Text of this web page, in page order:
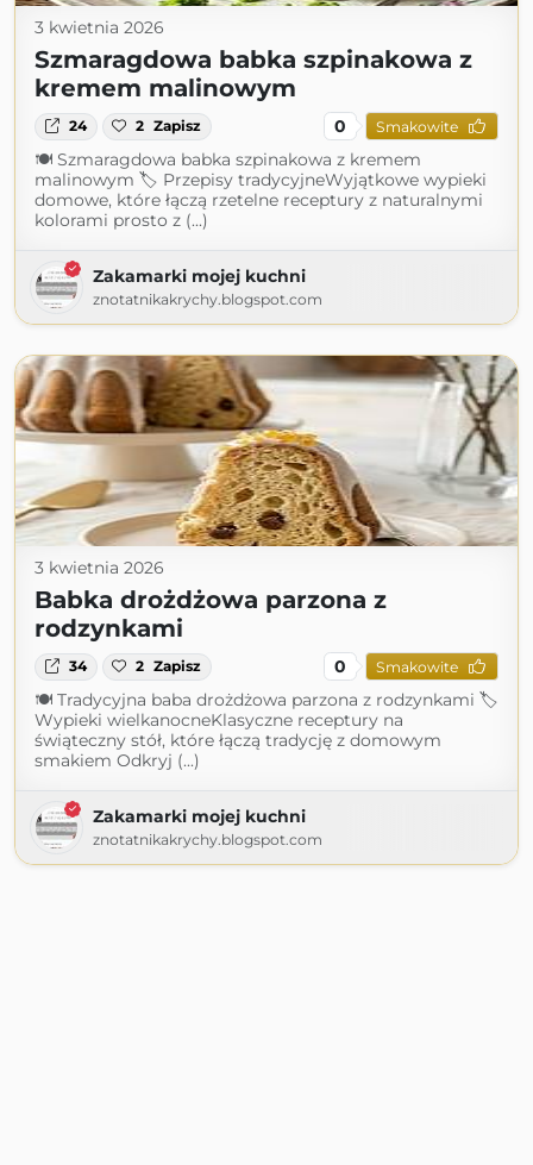
3 kwietnia 2026
Szmaragdowa babka szpinakowa z
kremem malinowym
24 2 Zapisz 0 Smakowite
🍽 Szmaragdowa babka szpinakowa z kremem
malinowym 🏷 Przepisy tradycyjneWyjątkowe wypieki
domowe, które łączą rzetelne receptury z naturalnymi
kolorami prosto z (...)
Zakamarki mojej kuchni
znotatnikakrychy.blogspot.com
3 kwietnia 2026
Babka drożdżowa parzona z
rodzynkami
34 2 Zapisz 0 Smakowite
🍽 Tradycyjna baba drożdżowa parzona z rodzynkami 🏷
Wypieki wielkanocneKlasyczne receptury na
świąteczny stół, które łączą tradycję z domowym
smakiem Odkryj (...)
Zakamarki mojej kuchni
znotatnikakrychy.blogspot.com